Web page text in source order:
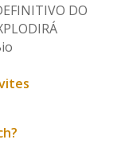
DO